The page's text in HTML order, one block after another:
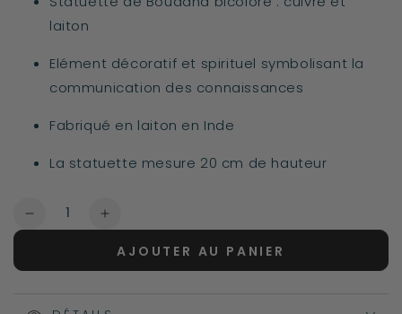
laiton
Elément décoratif et spirituel symbolisant la
communication des connaissances
Fabriqué en laiton en Inde
La statuette mesure 20 cm de hauteur
Quantité
Réduire
Augmenter
quantité
AJOUTER AU PANIER